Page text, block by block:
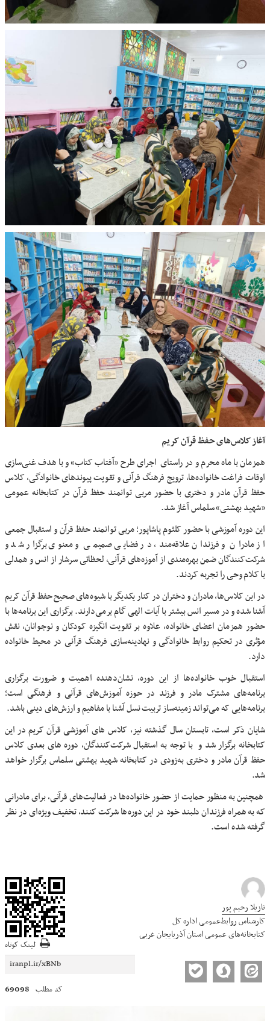
آغاز کلاس‌های حفظ قرآن کریم
همزمان با ماه محرم و در راستای اجرای طرح «آفتاب کتاب» و با هدف غنی‌سازی
اوقات فراغت خانواده‌ها، ترویج فرهنگ قرآنی و تقویت پیوندهای خانوادگی، کلاس
حفظ قرآن مادر و دختری با حضور مربی توانمند حفظ قرآن در کتابخانه عمومی
«شهید بهشتی» سلماس آغاز شد.
این دوره آموزشی با حضور کلثوم پاشاپور؛ مربی توانمند حفظ قرآن و استقبال جمعی
از مادران و فرزندان علاقه‌مند، در فضایی صمیمی و معنوی برگزار شد و
شرکت‌کنندگان ضمن بهره‌مندی از آموزه‌های قرآنی، لحظاتی سرشار از انس و همدلی
با کلام وحی را تجربه کردند.
در این کلاس‌ها، مادران و دختران در کنار یکدیگر با شیوه‌های صحیح حفظ قرآن کریم
آشنا شده و در مسیر انس بیشتر با آیات الهی گام برمی‌دارند. برگزاری این برنامه‌ها با
حضور همزمان اعضای خانواده، علاوه بر تقویت انگیزه کودکان و نوجوانان، نقش
مؤثری در تحکیم روابط خانوادگی و نهادینه‌سازی فرهنگ قرآنی در محیط خانواده
دارد.
استقبال خوب خانواده‌ها از این دوره، نشان‌دهنده اهمیت و ضرورت برگزاری
برنامه‌های مشترک مادر و فرزند در حوزه آموزش‌های قرآنی و فرهنگی است؛
برنامه‌هایی که می‌تواند زمینه‌ساز تربیت نسل آشنا با مفاهیم و ارزش‌های دینی باشد.
شایان ذکر است، تابستان سال گذشته نیز، کلاس های آموزشی قرآن کریم در این
کتابخانه برگزار شد و با توجه به استقبال شرکت‌کنندگان، دوره های بعدی کلاس
حفظ قرآن مادر و دختری به‌زودی در کتابخانه شهید بهشتی سلماس برگزار خواهد
شد.
همچنین به منظور حمایت از حضور خانواده‌ها در فعالیت‌های قرآنی، برای مادرانی
که به همراه فرزندان دلبند خود در این دوره‌ها شرکت کنند، تخفیف ویژه‌ای در نظر
گرفته شده است.
نازیلا رحیم پور
کارشناس روابط‌عمومی اداره کل
کتابخانه‌های عمومی استان آذربایجان غربی
لینک کوتاه
کد مطلب 69098